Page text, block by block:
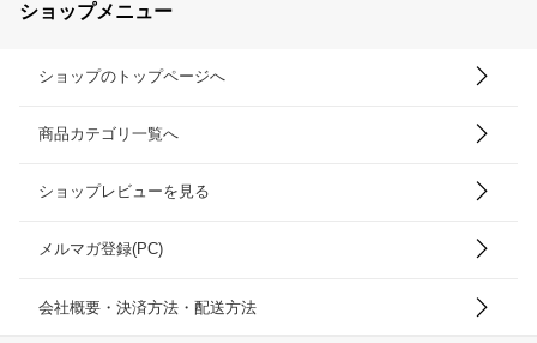
ショップメニュー
ショップのトップページへ
商品カテゴリ一覧へ
ショップレビューを見る
メルマガ登録(PC)
会社概要・決済方法・配送方法